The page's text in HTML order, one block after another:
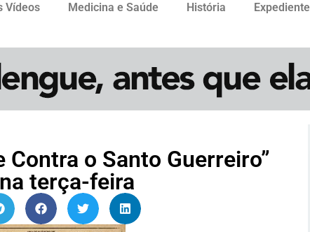
Vídeos Medicina e Saúde História Expediente
Contra o Santo Guerreiro”
terça-feira